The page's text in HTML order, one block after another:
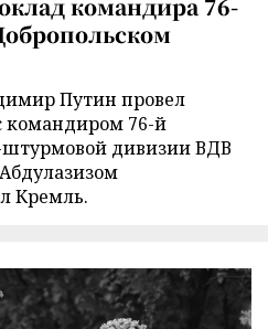
командира 76-
Путин провел
командиром 76-й
штурмовой дивизии ВДВ
Кремль.